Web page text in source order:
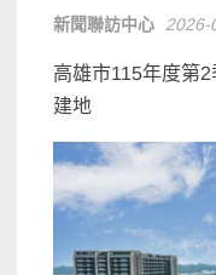
新聞聯訪中心 2026-
高雄市115年度第
建地